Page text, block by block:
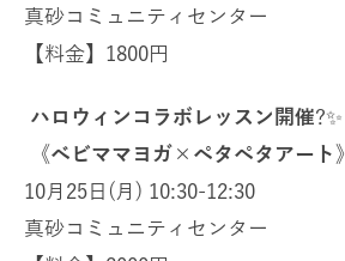
真砂コミュニティセンター
【料金】 1800円
ハロウィンコラボレッスン開催?✨
《ベビママヨガ× ペタペタアート》
10月 25日 (月) 10:30-12:30
真砂コミュニティセンター